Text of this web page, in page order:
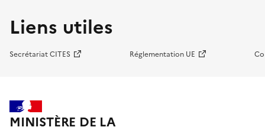
Liens utiles
Secrétariat CITES Réglementation UE
MINISTÈRE DE LA